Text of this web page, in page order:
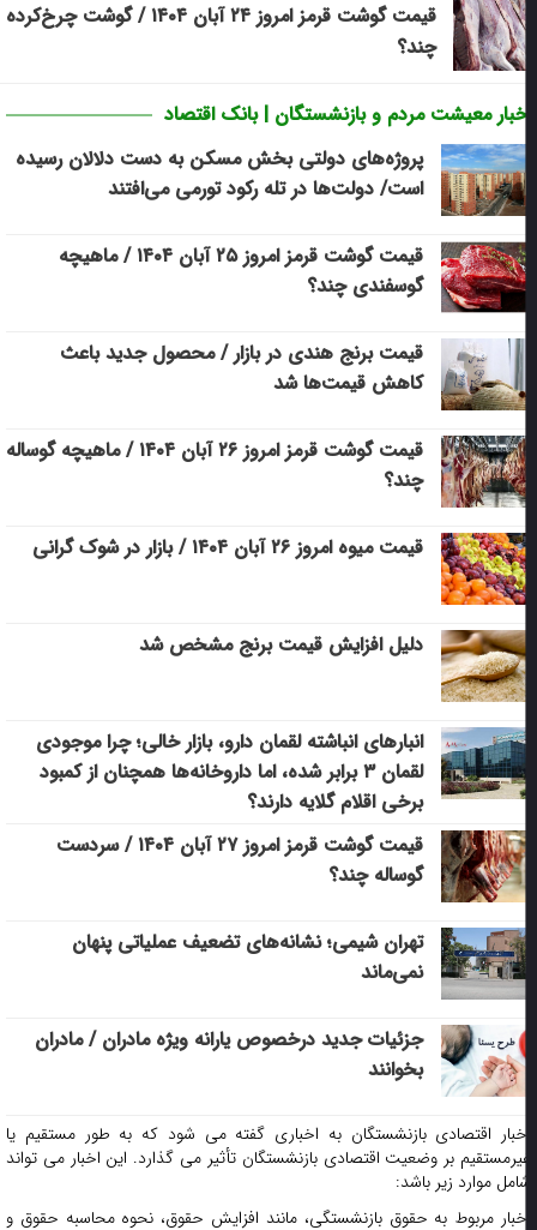
قیمت گوشت قرمز امروز ۲۴ آبان ۱۴۰۴ / گوشت چرخ‌کرده
چند؟
معیشت مردم و بازنشستگان | بانک اقتصاد
پروژه‌های دولتی بخش مسکن به دست دلالان رسیده
است/ دولت‌ها در تله رکود تورمی می‌افتند
قیمت گوشت قرمز امروز ۲۵ آبان ۱۴۰۴ / ماهیچه
گوسفندی چند؟
قیمت برنج هندی در بازار / محصول جدید باعث
کاهش قیمت‌ها شد
قیمت گوشت قرمز امروز ۲۶ آبان ۱۴۰۴ / ماهیچه گوساله
چند؟
قیمت میوه امروز ۲۶ آبان ۱۴۰۴ / بازار در شوک گرانی
دلیل افزایش قیمت برنج مشخص شد
انبار‌های انباشته لقمان دارو، بازار خالی؛ چرا موجودی
لقمان ۳ برابر شده، اما داروخانه‌ها همچنان از کمبود
برخی اقلام گلایه دارند؟
قیمت گوشت قرمز امروز ۲۷ آبان ۱۴۰۴ / سردست
گوساله چند؟
تهران شیمی؛ نشانه‌های تضعیف عملیاتی پنهان
نمی‌ماند
جزئیات جدید درخصوص یارانه ویژه مادران / مادران
بخوانند
اقتصادی بازنشستگان به اخباری گفته می شود که به طور مستقیم یا
بر وضعیت اقتصادی بازنشستگان تأثیر می گذارد. این اخبار می تواند
موارد زیر باشد:
مربوط به حقوق بازنشستگی، مانند افزایش حقوق، نحوه محاسبه حقوق و